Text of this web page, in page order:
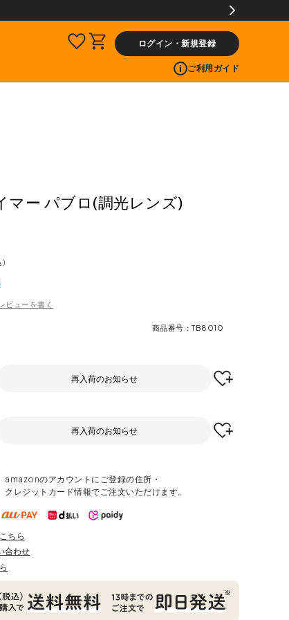
ログイン・新規登録
ご利用ガイド
マー パブロ(調光レンズ)
ビューを書く
商品番号 TB8010
再入荷のお知らせ
再入荷のお知らせ
amazonのアカウントにご登録の住所・
クレジットカード情報でご注文いただけます。
ちら
合わせ